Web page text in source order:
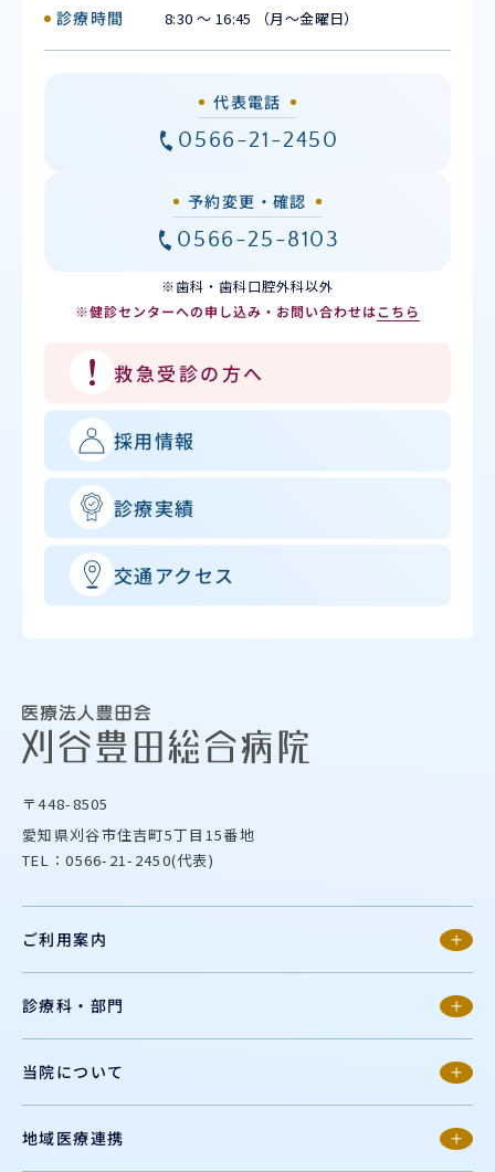
診療時間 8:30 ～ 16:45 （月〜金曜日）
代表電話
0566-21-2450
予約変更・確認
0566-25-8103
※歯科・歯科口腔外科以外
※健診センターへの申し込み・お問い合わせはこちら
救急受診の方へ
採用情報
診療実績
交通アクセス
〒448-8505
愛知県刈谷市住吉町5丁目15番地
TEL：0566-21-2450(代表)
ご利用案内
診療科・部門
当院について
地域医療連携